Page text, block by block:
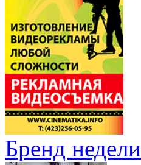
Бренд недели